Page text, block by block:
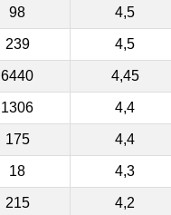
98 4,5
239 4,5
6440 4,45
1306 4,4
175 4,4
18 4,3
215 4,2